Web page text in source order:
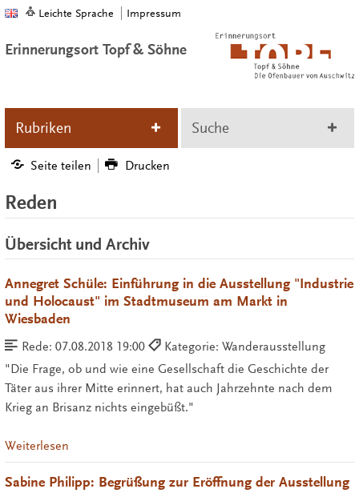
Leichte Sprache Impressum
Erinnerungsort Topf & Söhne
Rubriken Suche
Seite teilen Drucken
Reden
Übersicht und Archiv
Annegret Schüle: Einführung in die Ausstellung "Industrie
und Holocaust" im Stadtmuseum am Markt in
Wiesbaden
Rede: 07.08.2018 19:00
Kategorie: Wanderausstellung
"Die Frage, ob und wie eine Gesellschaft die Geschichte der
Täter aus ihrer Mitte erinnert, hat auch Jahrzehnte nach dem
Krieg an Brisanz nichts eingebüßt."
Weiterlesen
Sabine Philipp: Begrüßung zur Eröffnung der Ausstellung